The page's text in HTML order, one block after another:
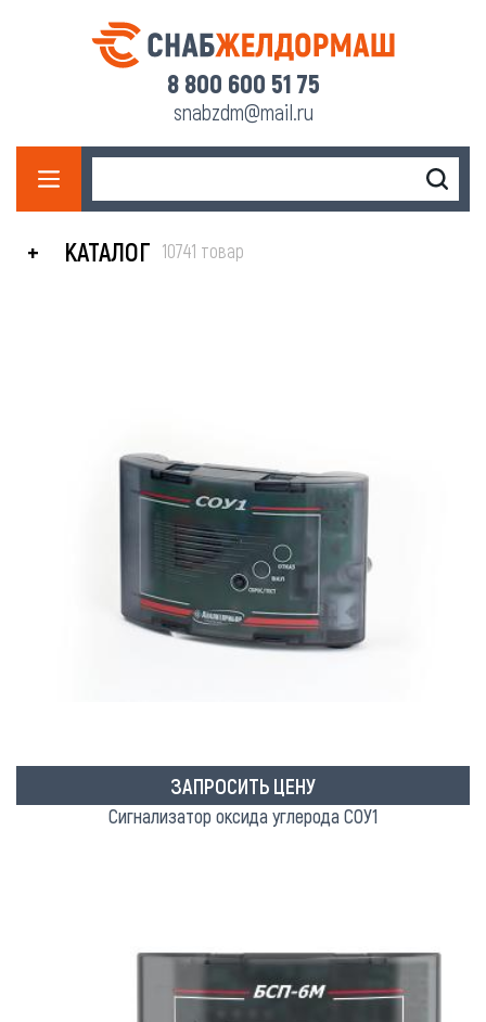
8 800 600 51 75
snabzdm@mail.ru
КАТАЛОГ 10741 товар
ЗАПРОСИТЬ ЦЕНУ
Cигнализатор оксида углерода СОУ1